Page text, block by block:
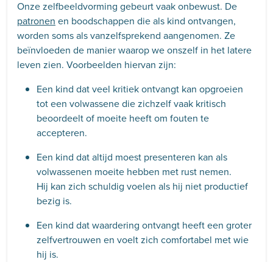
Onze zelfbeeldvorming gebeurt vaak onbewust. De
patronen en boodschappen die als kind ontvangen,
worden soms als vanzelfsprekend aangenomen. Ze
beïnvloeden de manier waarop we onszelf in het latere
leven zien. Voorbeelden hiervan zijn:
Een kind dat veel kritiek ontvangt kan opgroeien
tot een volwassene die zichzelf vaak kritisch
beoordeelt of moeite heeft om fouten te
accepteren.
Een kind dat altijd moest presenteren kan als
volwassenen moeite hebben met rust nemen.
Hij kan zich schuldig voelen als hij niet productief
bezig is.
Een kind dat waardering ontvangt heeft een groter
zelfvertrouwen en voelt zich comfortabel met wie
hij is.